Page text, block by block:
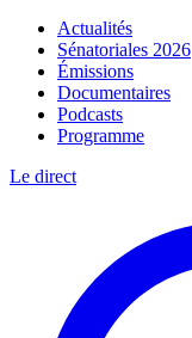
Actualités
Sénatoriales 2026
Émissions
Documentaires
Podcasts
Programme
Le direct